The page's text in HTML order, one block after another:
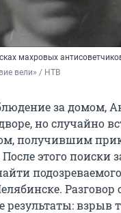
махровых
вели» / НТВ
за домом,
но случайно
получившим
После этого поиски
Разговор
взрыв